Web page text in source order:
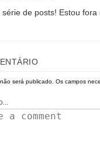
de posts! Estou fora
será publicado. Os campos